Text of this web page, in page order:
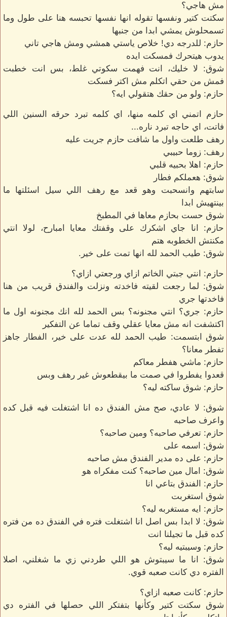
مش هاجي؟
سكتت كتير ونفسها تقوله انها نفسها تحبسه هنا على طول وما
تسمحلوش يمشي ابدا من جنبها
حازم: للدرجه دي! خلاص ياستي همشي ومش هاجي تاني
يدوب هيتحرك فمسكت ايده
شوق: لا خليك، انت فهمت سكوتي غلط، بس انت خطبت
فمش من حقي اتكلم مش اكتر فسكت
حازم: ولو من حقك هتقولي ايه؟
حازم اتمني اي كلمه منها، اي كلمه تبرد حرقه السنين اللي
فاتت، اي حاجه تبرد ناره...
رهف طلعت واول ما شافت حازم جريت عليه
رهف: زوما حبيبي
حازم: اهلا بحبيه قلبي
شوق: هعملكم فطار
سابتهم وانسحبت وهو قعد مع رهف اللي سيل اسئلتها ما
بينتهيش ابدا
شوق حست بحازم معاها في المطبخ
حازم: انا جاي اشكرك على وقفتك معايا امبارح، لولا انتي
مكنتش الخطوبه هتم
شوق: طيب الحمد لله انها تمت على خير.
حازم: انتي جبتي الخاتم ازاي ورجعتي ازاي؟
شوق: لما رجعت لقيته فاخدته ونزلت والفندق قريب من هنا
فاخدتها جري
حازم: جري؟ انتي مجنونه؟ بس الحمد لله انك مجنونه اول ما
اكتشفت انه مش معايا عقلي وقف تماما عن التفكير
شوق ابتسمت: طيب الحمد لله عدت على خير، الفطار جاهز
تفطر معانا؟
حازم: ماشي هفطر معاكم
قعدوا يفطروا في صمت ما بيقطعوش غير رهف وبس
حازم: شوق ساكته ليه؟
شوق: لا عادي، صح مش الفندق ده انا اشتغلت فيه قبل كده
واعرف صاحبه
حازم: تعرفي صاحبه؟ ومين صاحبه؟
شوق: اسمه على
حازم: على ده مدير الفندق مش صاحبه
شوق: امال مين صاحبه؟ كنت مفكراه هو
حازم: الفندق بتاعي انا
شوق استغربت
حازم: ايه مستغربه ليه؟
شوق: لا ابدا بس اصل انا اشتغلت فتره في الفندق ده من فتره
كده قبل ما تجيلنا انت
حازم: وسيبتيه ليه؟
شوق: انا ما سيبتوش هو اللي طردني زي ما شغلني، اصلا
الفتره دي كانت صعبه قوي.
حازم: كانت صعبه ازاي؟
شوق سكتت كتير وكأنها بتفتكر اللي حصلها في الفتره دي